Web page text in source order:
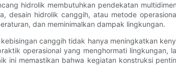
hidrolik membutuhkan pendekatan
desain hidrolik canggih, atau metode
dan meminimalkan dampak lingkungan.
canggih tidak hanya meningkatkan
operasional yang menghormati
ini memastikan bahwa kegiatan konstruksi